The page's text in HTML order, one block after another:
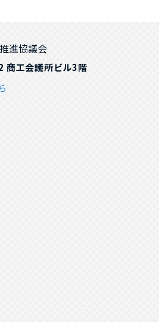
進協議会
商工会議所ビル3階